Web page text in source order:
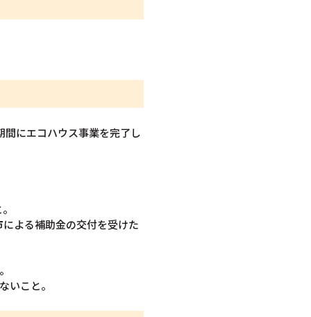
にエコハウス事業を完了し
よる補助金の交付を受けた
いこと。